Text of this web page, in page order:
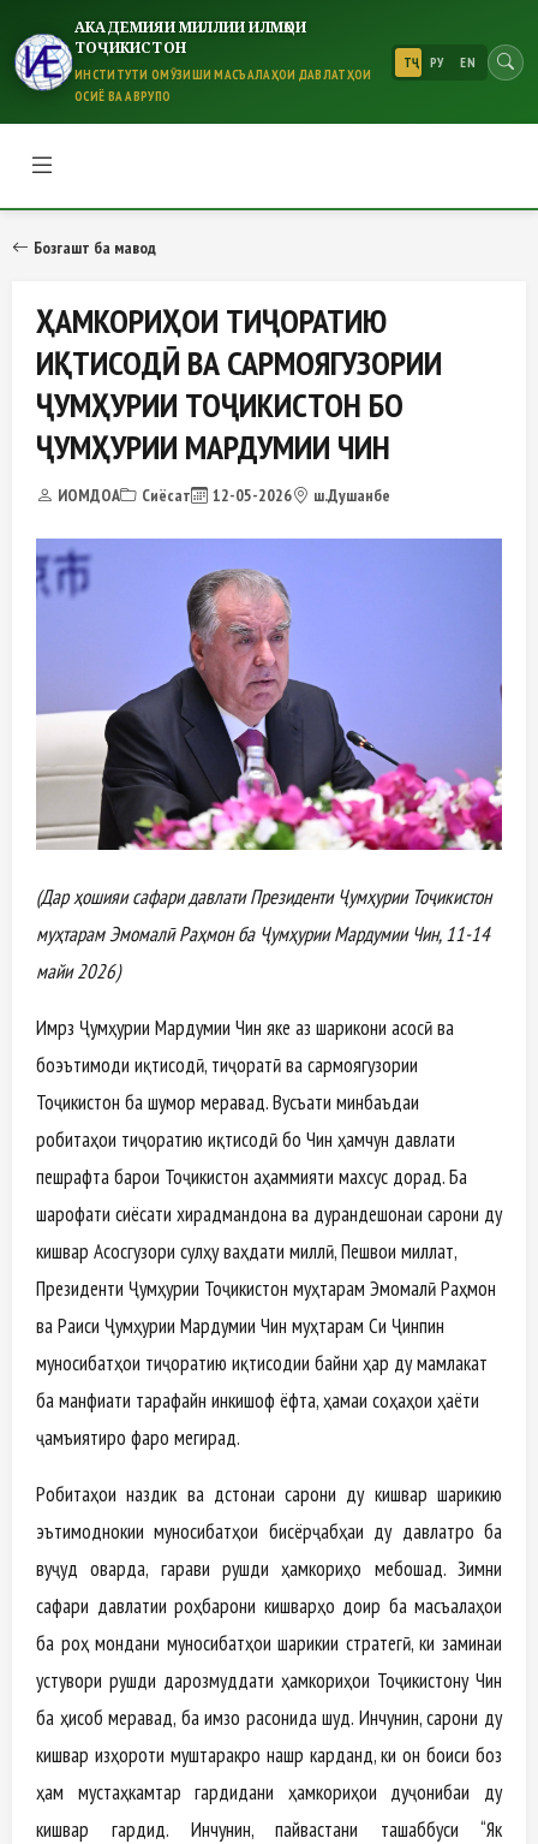
АКАДЕМИЯИ МИЛЛИИ ИЛМҲОИ
ТОҶИКИСТОН
ИНСТИТУТИ ОМӮЗИШИ МАСЪАЛАҲОИ ДАВЛАТҲОИ
ОСИЁ ВА АВРУПО
ТҶ РУ EN
ҲАМКОРИҲОИ ТИҶОРАТИЮ
Бозгашт ба мавод
ҲАМКОРИҲОИ ТИҶОРАТИЮ
ИҚТИСОДӢ ВА САРМОЯГУЗОРИИ
ҶУМҲУРИИ ТОҶИКИСТОН БО
ҶУМҲУРИИ МАРДУМИИ ЧИН
ИОМДОА Сиёсат 12-05-2026 ш.Душанбе
(Дар ҳошияи сафари давлати Президенти Ҷумҳурии Тоҷикистон
муҳтарам Эмомалӣ Раҳмон ба Ҷумҳурии Мардумии Чин, 11-14
майи 2026)
Имрӯз Ҷумҳурии Мардумии Чин яке аз шарикони асосӣ ва
боэътимоди иқтисодӣ, тиҷоратӣ ва сармоягузории
Тоҷикистон ба шумор меравад. Вусъати минбаъдаи
робитаҳои тиҷоратию иқтисодӣ бо Чин ҳамчун давлати
пешрафта барои Тоҷикистон аҳаммияти махсус дорад. Ба
шарофати сиёсати хирадмандона ва дурандешонаи сарони ду
кишвар Асосгузори сулҳу ваҳдати миллӣ, Пешвои миллат,
Президенти Ҷумҳурии Тоҷикистон муҳтарам Эмомалӣ Раҳмон
ва Раиси Ҷумҳурии Мардумии Чин муҳтарам Си Ҷинпин
муносибатҳои тиҷоратию иқтисодии байни ҳар ду мамлакат
ба манфиати тарафайн инкишоф ёфта, ҳамаи соҳаҳои ҳаёти
ҷамъиятиро фаро мегирад.
Робитаҳои наздик ва дӯстонаи сарони ду кишвар шарикию
эътимоднокии муносибатҳои бисёрҷабҳаи ду давлатро ба
вуҷуд оварда, гарави рушди ҳамкориҳо мебошад. Зимни
сафари давлатии роҳбарони кишварҳо доир ба масъалаҳои
ба роҳ мондани муносибатҳои шарикии стратегӣ, ки заминаи
устувори рушди дарозмуддати ҳамкориҳои Тоҷикистону Чин
ба ҳисоб меравад, ба имзо расонида шуд. Инчунин, сарони ду
кишвар изҳороти муштаракро нашр карданд, ки он боиси боз
ҳам мустаҳкамтар гардидани ҳамкориҳои дуҷонибаи ду
кишвар гардид. Инчунин, пайвастани ташаббуси “Як